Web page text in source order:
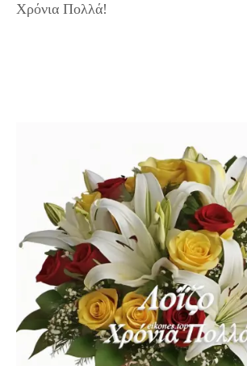
Χρόνια Πολλά!